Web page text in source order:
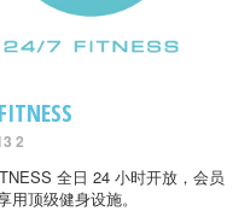
2
全日 24 小时开放，会员
用顶级健身设施。